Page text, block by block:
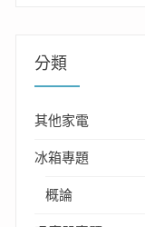
分類
其他家電
冰箱專題
概論